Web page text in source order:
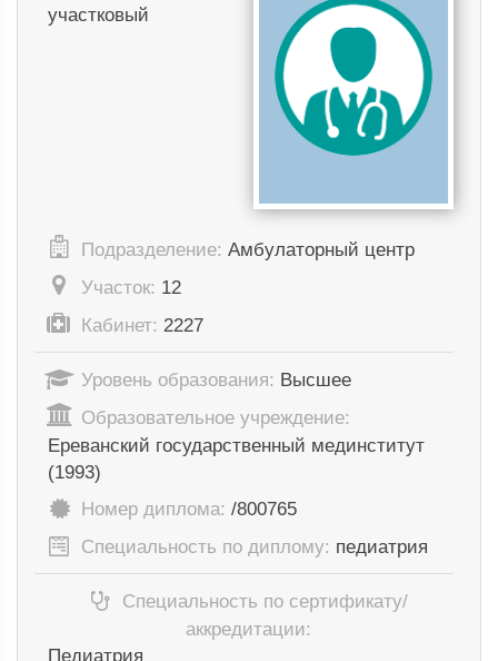
участковый
Подразделение: Амбулаторный центр
Участок: 12
Кабинет: 2227
Уровень образования: Высшее
Образовательное учреждение:
Ереванский государственный мединститут
(1993)
Номер диплома: /800765
Специальность по диплому: педиатрия
Специальность по сертификату/
аккредитации:
Педиатрия